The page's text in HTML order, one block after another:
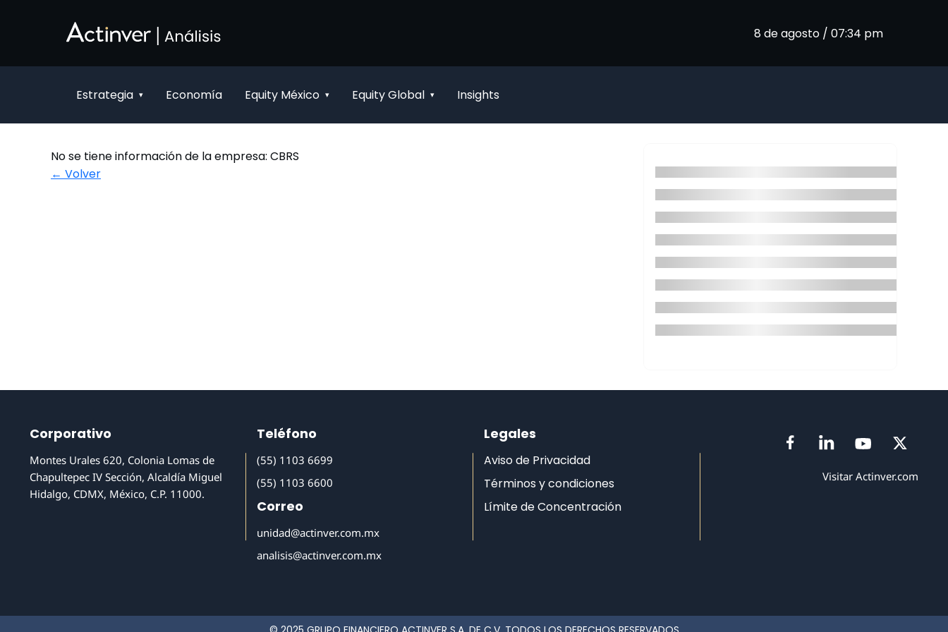
8 de agosto / 07:34 pm
Estrategia ▾ Economía Equity México ▾ Equity Global ▾ Insights
No se tiene información de la empresa: CBRS
← Volver
Corporativo
Montes Urales 620, Colonia Lomas de
Chapultepec IV Sección, Alcaldía Miguel
Hidalgo, CDMX, México, C.P. 11000.
Teléfono
(55) 1103 6699
(55) 1103 6600
Correo
unidad@actinver.com.mx
analisis@actinver.com.mx
Legales
Aviso de Privacidad
Términos y condiciones
Límite de Concentración
Visitar Actinver.com